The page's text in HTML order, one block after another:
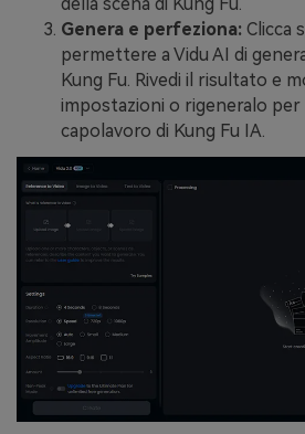
Genera e perfeziona: Clicca
permettere a Vidu AI di
Kung Fu. Rivedi il risultato e
impostazioni o rigeneralo
capolavoro di Kung Fu IA.